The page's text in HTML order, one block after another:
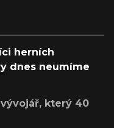
herních
dnes neumíme
který 40